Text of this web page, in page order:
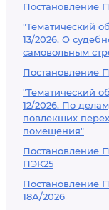
Постановление
"Тематический
13/2026. О
самовольным
Постановление
"Тематический
12/2026. По
повлекших
помещения"
Постановление
ПЭК25
Постановление
18А/2026